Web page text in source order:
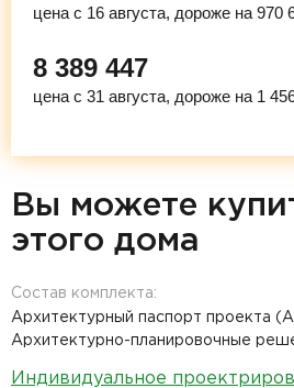
цена с 16 августа, дороже на 970
8 389 447
цена с 31 августа, дороже на 1
Вы можете
этого дома
Состав комплекта:
Архитектурный паспорт проекта
Архитектурно-планировочные
Индивидуальное